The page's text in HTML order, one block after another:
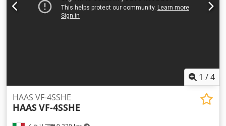
1 /4
HAAS VF-4SSHE
HAASVF-4SSHE